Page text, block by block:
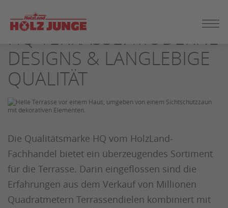
SEITENINHALT
HQ TERRASSE: MODERNE
DESIGNS & LANGLEBIGE
QUALITÄT
Die Qualitätsmarke HQ vom HolzLand-
Fachhandel bietet ein überzeugendes Sortiment
für die Terrasse. Darin eingeflossen sind die
Erfahrungen aus dem Verkauf von Millionen
Quadratmetern Terrassendielen kombiniert mit